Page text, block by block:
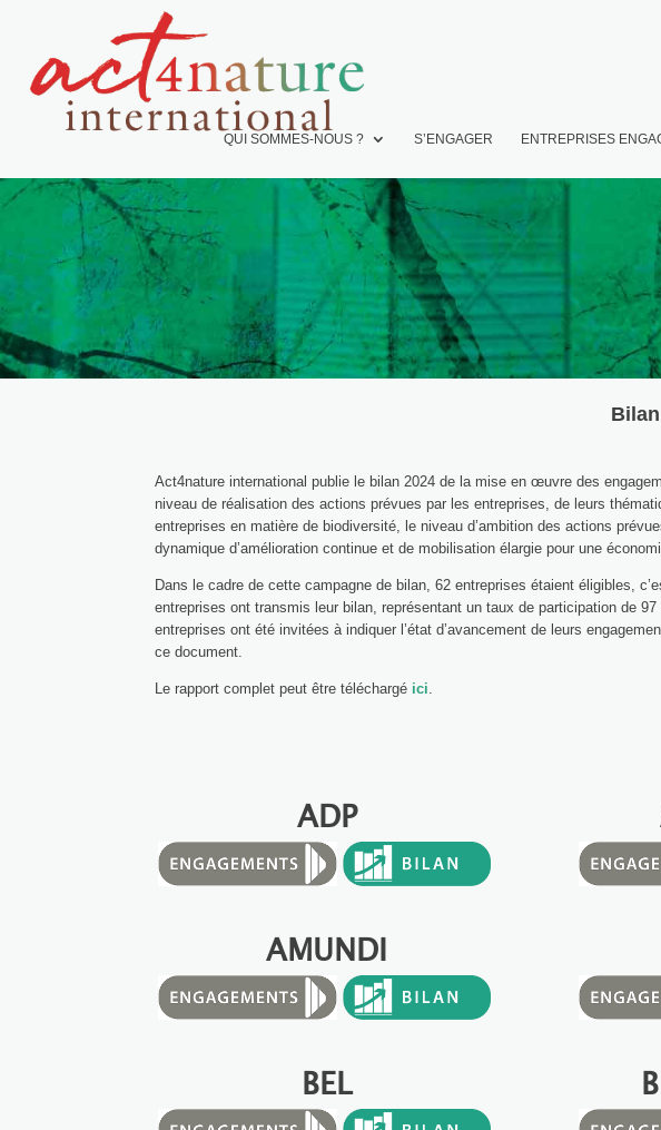
QUI SOMMES-NOUS ? S’ENGAGER ENTREPRISES
Act4nature international publie le bilan 2024 de la mise en œuvre des
niveau de réalisation des actions prévues par les entreprises, de leurs
entreprises en matière de biodiversité, le niveau d’ambition des actions
dynamique d’amélioration continue et de mobilisation élargie pour une
Dans le cadre de cette campagne de bilan, 62 entreprises étaient éligibles,
entreprises ont transmis leur bilan, représentant un taux de participation de
entreprises ont été invitées à indiquer l’état d’avancement de leurs
ce document.
Le rapport complet peut être téléchargé ici.
ADP
AMUNDI
BEL